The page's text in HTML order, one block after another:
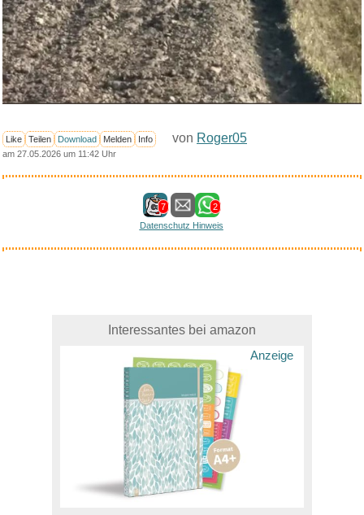
Like Teilen Download Melden Info von Roger05
am 27.05.2026 um 11:42 Uhr
7
2
Datenschutz Hinweis
Interessantes bei amazon
Anzeige